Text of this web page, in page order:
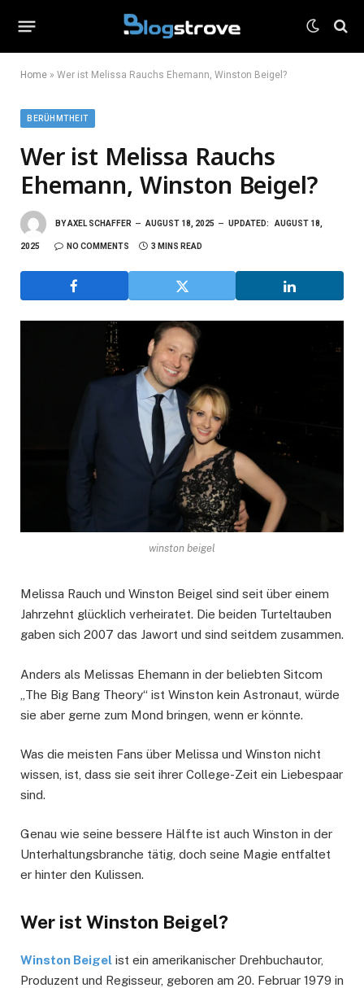
Home » Wer ist Melissa Rauchs Ehemann, Winston Beigel?
BERÜHMTHEIT
Wer ist Melissa Rauchs
Ehemann, Winston Beigel?
BYAXEL SCHAFFER AUGUST 18, 2025 UPDATED: AUGUST 18,
2025 NO COMMENTS 3 MINS READ
winston beigel
Melissa Rauch und Winston Beigel sind seit über einem
Jahrzehnt glücklich verheiratet. Die beiden Turteltauben
gaben sich 2007 das Jawort und sind seitdem zusammen.
Anders als Melissas Ehemann in der beliebten Sitcom
„The Big Bang Theory“ ist Winston kein Astronaut, würde
sie aber gerne zum Mond bringen, wenn er könnte.
Was die meisten Fans über Melissa und Winston nicht
wissen, ist, dass sie seit ihrer College-Zeit ein Liebespaar
sind.
Genau wie seine bessere Hälfte ist auch Winston in der
Unterhaltungsbranche tätig, doch seine Magie entfaltet
er hinter den Kulissen.
Wer ist Winston Beigel?
Winston Beigel ist ein amerikanischer Drehbuchautor,
Produzent und Regisseur, geboren am 20. Februar 1979 in